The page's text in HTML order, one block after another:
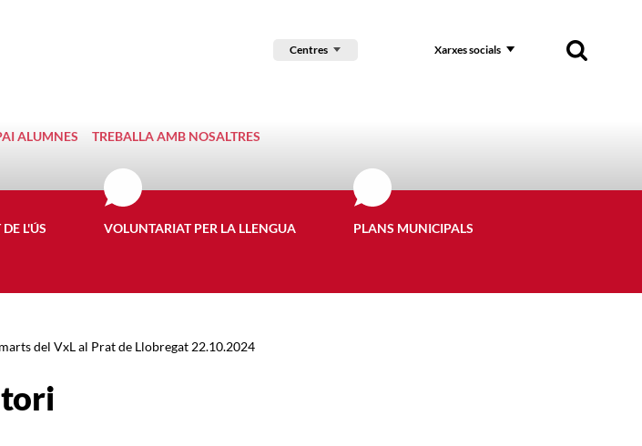
Centres Xarxes socials
ALUMNES TREBALLA AMB NOSALTRES
L'ÚS VOLUNTARIAT PER LA LLENGUA PLANS MUNICIPALS
del VxL al Prat de Llobregat 22.10.2024